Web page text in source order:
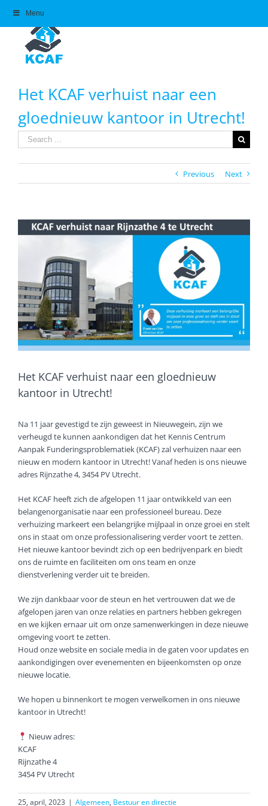
content
Het KCAF verhuist naar een
gloednieuw kantoor in Utrecht!
Search
for:
Previous Next
View
Larger
Het KCAF verhuist naar een gloednieuw
kantoor in Utrecht!
Na 11 jaar gevestigd te zijn geweest in Nieuwegein, zijn we
verheugd te kunnen aankondigen dat het Kennis Centrum
Aanpak Funderingsproblematiek (KCAF) zal verhuizen naar een
nieuw en modern kantoor in Utrecht! Vanaf heden is ons nieuwe
adres Rijnzathe 4, 3454 PV Utrecht.
Het KCAF heeft zich de afgelopen 11 jaar ontwikkeld van een
belangenorganisatie naar een professioneel bureau. Deze
verhuizing markeert een belangrijke mijlpaal in onze groei en stelt
ons in staat om onze professionalisering verder voort te zetten.
Het nieuwe kantoor bevindt zich op een bedrijvenpark en biedt
ons de ruimte en faciliteiten om ons team en onze
dienstverlening verder uit te breiden.
We zijn dankbaar voor de steun en het vertrouwen dat we de
afgelopen jaren van onze relaties en partners hebben gekregen
en we kijken ernaar uit om onze samenwerkingen in deze nieuwe
omgeving voort te zetten.
Houd onze website en sociale media in de gaten voor updates en
aankondigingen over evenementen en bijeenkomsten op onze
nieuwe locatie.
We hopen u binnenkort te mogen verwelkomen in ons nieuwe
kantoor in Utrecht!
Nieuw adres:
KCAF
Rijnzathe 4
3454 PV Utrecht
25, april, 2023 | Algemeen, Bestuur en directie
Menu